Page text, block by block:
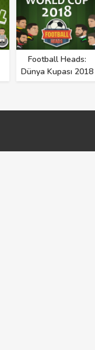
Football Heads:
Dünya Kupası 2018